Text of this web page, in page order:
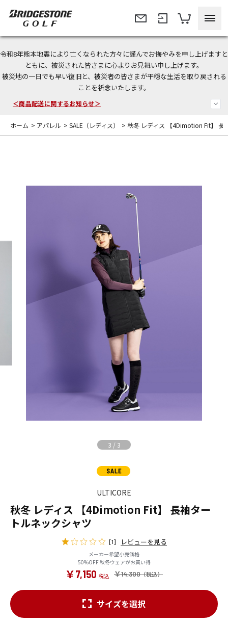
令和8年熊本地震により亡くなられた方々に謹んでお悔やみを申し上げますと
ともに、被災された皆さまに心よりお見舞い申し上げます。
被災地の一日でも早い復旧と、被災者の皆さまが平穏な生活を取り戻される
ことを祈念いたします。
＜夏季休暇中のご注文・発送・お問い合わせ＞
今なら新規会員登録で1,000円OFFクーポンプレゼント！
＜商品配送に関するお知らせ＞
ホーム > アパレル > SALE（レディス） > 秋冬 レディス 【4Dimotion Fit】 長
3 / 3
ULTICORE
秋冬 レディス 【4Dimotion Fit】 長袖ター
トルネックシャツ
[1] レビューを見る
メーカー希望小売価格
50%OFF 秋冬ウェアがお買い得
￥14,300
￥7,150
サイズを選択